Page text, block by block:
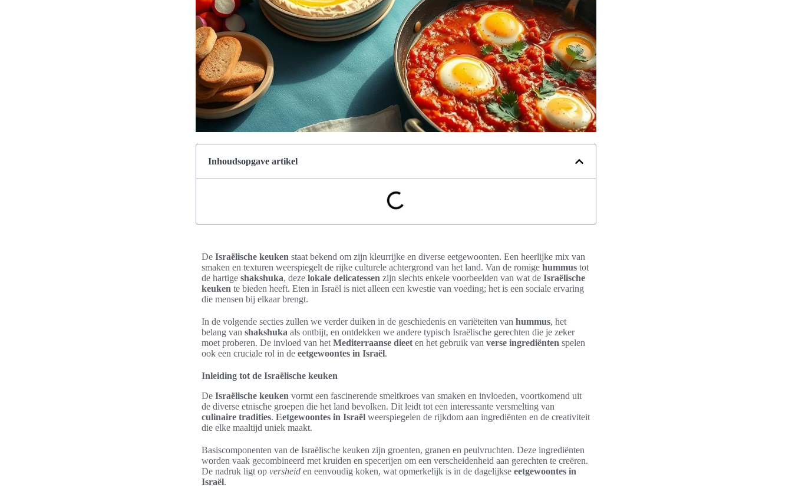
Inhoudsopgave artikel
De Israëlische keuken staat bekend om zijn kleurrijke en diverse eetgewoonten. Een heerlijke mix van
smaken en texturen weerspiegelt de rijke culturele achtergrond van het land. Van de romige hummus tot
de hartige shakshuka, deze lokale delicatessen zijn slechts enkele voorbeelden van wat de Israëlische
keuken te bieden heeft. Eten in Israël is niet alleen een kwestie van voeding; het is een sociale ervaring
die mensen bij elkaar brengt.
In de volgende secties zullen we verder duiken in de geschiedenis en variëteiten van hummus, het
belang van shakshuka als ontbijt, en ontdekken we andere typisch Israëlische gerechten die je zeker
moet proberen. De invloed van het Mediterraanse dieet en het gebruik van verse ingrediënten spelen
ook een cruciale rol in de eetgewoontes in Israël.
Inleiding tot de Israëlische keuken
De Israëlische keuken vormt een fascinerende smeltkroes van smaken en invloeden, voortkomend uit
de diverse etnische groepen die het land bevolken. Dit leidt tot een interessante versmelting van
culinaire tradities. Eetgewoontes in Israël weerspiegelen de rijkdom aan ingrediënten en de creativiteit
die elke maaltijd uniek maakt.
Basiscomponenten van de Israëlische keuken zijn groenten, granen en peulvruchten. Deze ingrediënten
worden vaak gecombineerd met kruiden en specerijen om een verscheidenheid aan gerechten te creëren.
De nadruk ligt op versheid en eenvoudig koken, wat opmerkelijk is in de dagelijkse eetgewoontes in
Israël.